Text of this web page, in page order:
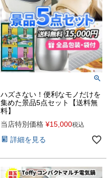
ハズさない！便利なモノだけを
集めた景品5点セット【送料無
料】
当店特別価格 ¥15,000税込
詳細を見る